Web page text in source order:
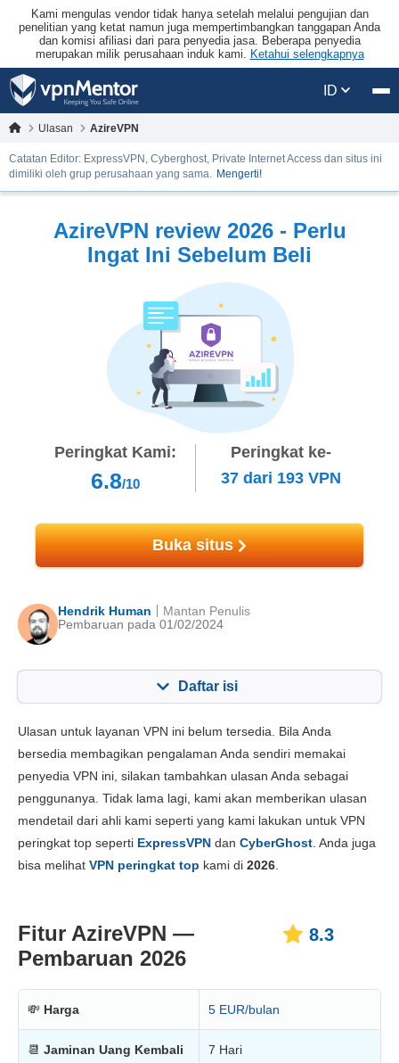
Kami mengulas vendor tidak hanya setelah melalui pengujian dan
penelitian yang ketat namun juga mempertimbangkan tanggapan Anda
dan komisi afiliasi dari para penyedia jasa. Beberapa penyedia
merupakan milik perusahaan induk kami. Ketahui selengkapnya
ID
Ulasan AzireVPN
Catatan Editor: ExpressVPN, Cyberghost, Private Internet Access dan situs ini
dimiliki oleh grup perusahaan yang sama. Mengerti!
AzireVPN review 2026 - Perlu
Ingat Ini Sebelum Beli
Peringkat Kami:
6.8/10
Peringkat ke-
37dari 193 VPN
Buka situs
Hendrik Human
Pembaruan pada 01/02/2024
Mantan Penulis
Daftar isi
fitur utama 8.3
Instalasi dan App 8.8
Keandalan & Dukungan 8.5
Ulasan untuk layanan VPN ini belum tersedia. Bila Anda
bersedia membagikan pengalaman Anda sendiri memakai
penyedia VPN ini, silakan tambahkan ulasan Anda sebagai
penggunanya. Tidak lama lagi, kami akan memberikan ulasan
mendetail dari ahli kami seperti yang kami lakukan untuk VPN
peringkat top seperti ExpressVPN dan CyberGhost . Anda juga
bisa melihat VPN peringkat top kami di 2026
Fitur AzireVPN —
Pembaruan 2026
8.3
💸 Harga 5 EUR/bulan
📆 Jaminan Uang Kembali 7 Hari